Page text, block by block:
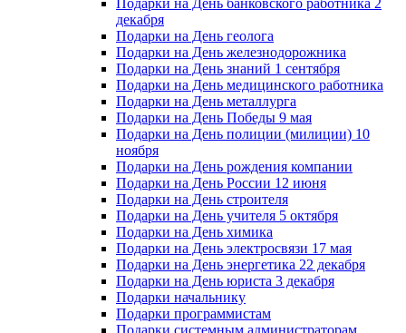
Подарки на День банковского работника 2
декабря
Подарки на День геолога
Подарки на День железнодорожника
Подарки на День знаний 1 сентября
Подарки на День медицинского работника
Подарки на День металлурга
Подарки на День Победы 9 мая
Подарки на День полиции (милиции) 10
ноября
Подарки на День рождения компании
Подарки на День России 12 июня
Подарки на День строителя
Подарки на День учителя 5 октября
Подарки на День химика
Подарки на День электросвязи 17 мая
Подарки на День энергетика 22 декабря
Подарки на День юриста 3 декабря
Подарки начальнику
Подарки программистам